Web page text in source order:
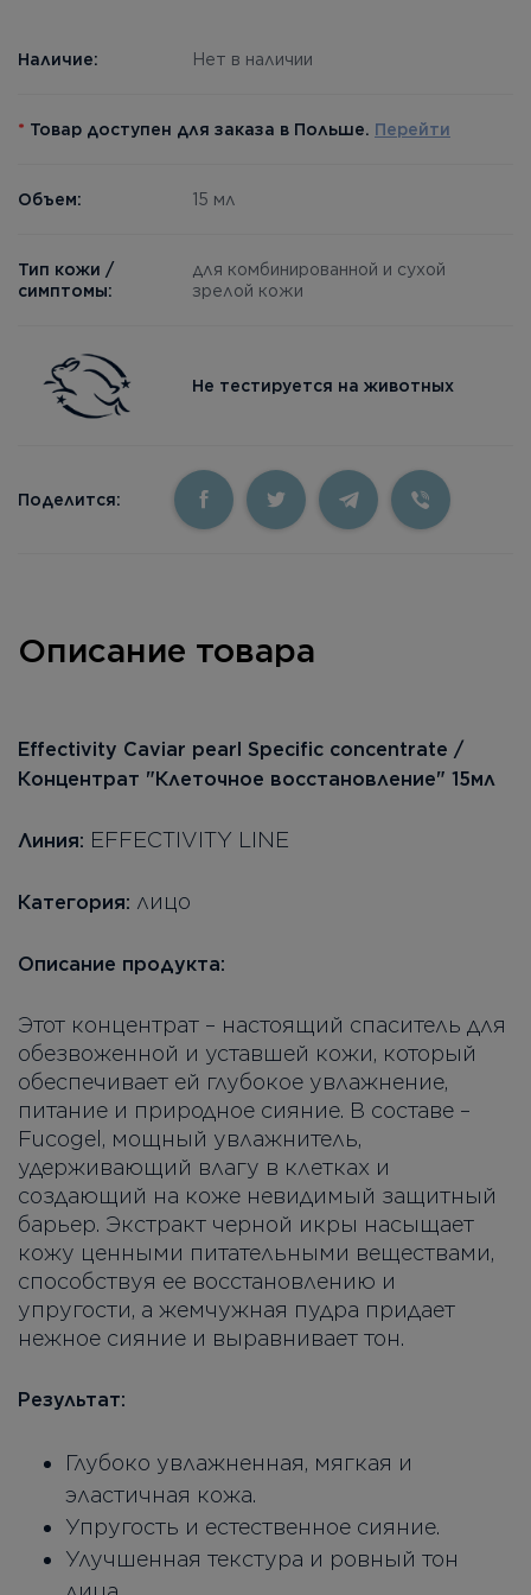
Наличие: Нет в наличии
* Товар доступен для заказа в Польше. Перейти
Объем: 15 мл
Тип кожи /
симптомы:
для комбинированной и сухой
зрелой кожи
Не тестируется на животных
Поделится:
Описание товара
Effectivity Caviar pearl Specific concentrate /
Концентрат "Клеточное восстановление" 15мл
Линия: EFFECTIVITY LINE
Категория: лицо
Описание продукта:
Этот концентрат – настоящий спаситель для
обезвоженной и уставшей кожи, который
обеспечивает ей глубокое увлажнение,
питание и природное сияние. В составе –
Fucogel, мощный увлажнитель,
удерживающий влагу в клетках и
создающий на коже невидимый защитный
барьер. Экстракт черной икры насыщает
кожу ценными питательными веществами,
способствуя ее восстановлению и
упругости, а жемчужная пудра придает
нежное сияние и выравнивает тон.
Результат:
Глубоко увлажненная, мягкая и
эластичная кожа.
Упругость и естественное сияние.
Улучшенная текстура и ровный тон